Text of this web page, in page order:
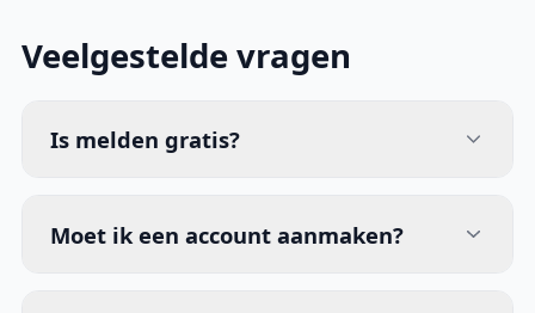
Veelgestelde vragen
Is melden gratis?
Moet ik een account aanmaken?